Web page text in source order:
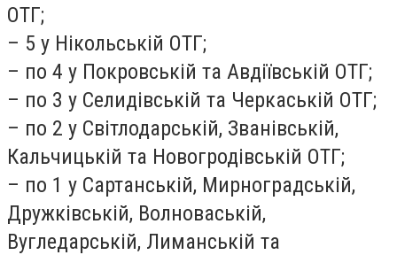
ОТГ;
– 5 у Нікольській ОТГ;
– по 4 у Покровській та Авдіївській ОТГ;
– по 3 у Селидівській та Черкаській ОТГ;
– по 2 у Світлодарській, Званівській,
Кальчицькій та Новогродівській ОТГ;
– по 1 у Сартанській, Мирноградській,
Дружківській, Волноваській,
Вугледарській, Лиманській та